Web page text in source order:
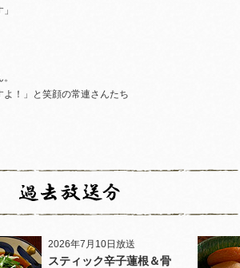
よ！」と笑顔の常連さんたち
2026年7月10日放送
スティック辛子蓮根＆骨